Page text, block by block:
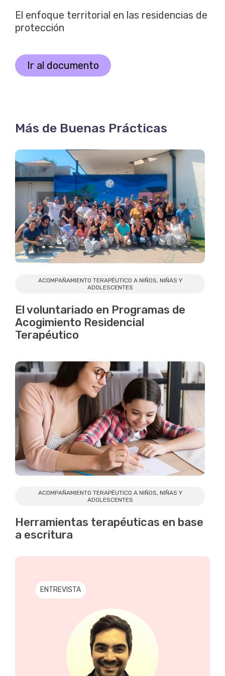
El enfoque territorial en las residencias de
protección
Ir al documento
Más de Buenas Prácticas
ACOMPAÑAMIENTO TERAPÉUTICO A NIÑOS, NIÑAS Y
ADOLESCENTES
El voluntariado en Programas de
Acogimiento Residencial
Terapéutico
ACOMPAÑAMIENTO TERAPÉUTICO A NIÑOS, NIÑAS Y
ADOLESCENTES
Herramientas terapéuticas en base
a escritura
ENTREVISTA